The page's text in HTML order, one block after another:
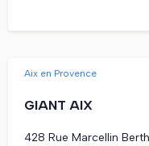
Aix en Provence
GIANT AIX
428 Rue Marcellin